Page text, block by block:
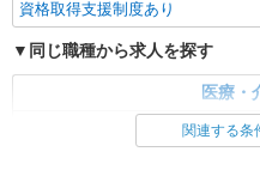
資格取得支援制度あり
同じ職種から求人を探す
医療・
関連する条